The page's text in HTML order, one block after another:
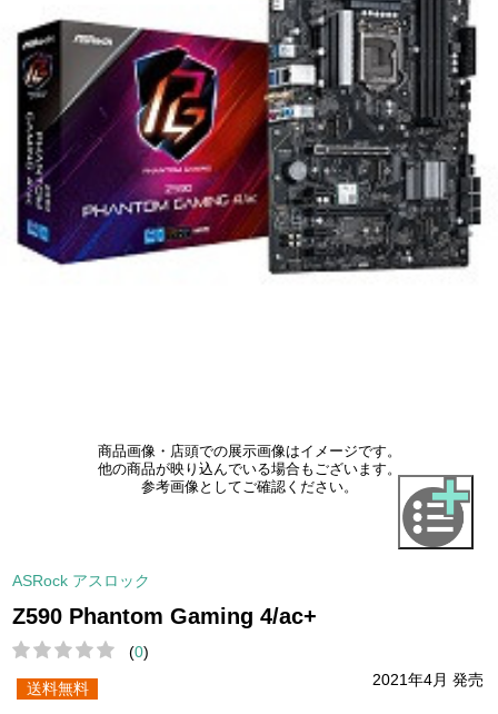
商品画像・店頭での展示画像はイメージです。
他の商品が映り込んでいる場合もございます。
参考画像としてご確認ください。
ASRock アスロック
Z590 Phantom Gaming 4/ac+
(0)
2021年4月 発売
送料無料